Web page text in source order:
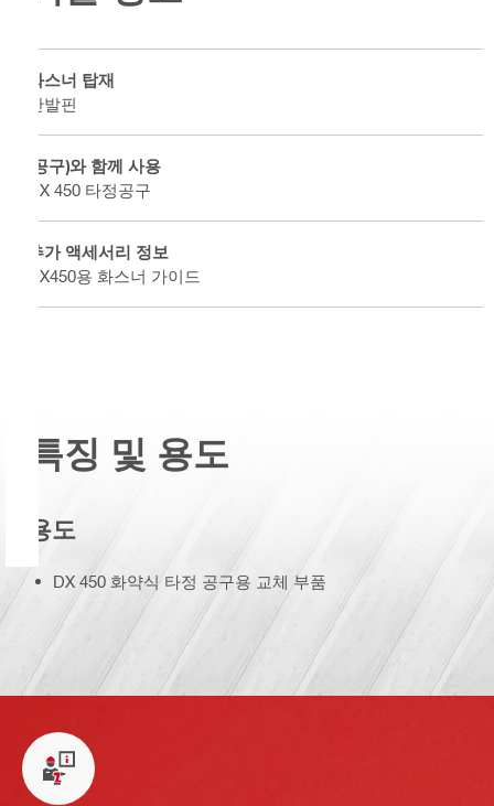
화스너 탑재
단발핀
(공구)와 함께 사용
DX 450 타정공구
추가 액세서리 정보
DX450용 화스너 가이드
특징 및 용도
용도
DX 450 화약식 타정 공구용 교체 부품